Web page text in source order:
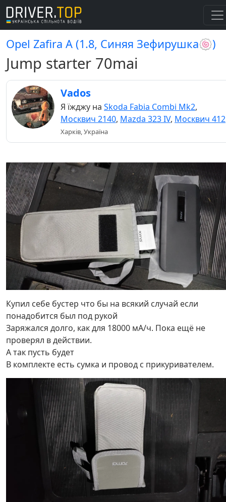
Opel Zafira A (1.8, Синяя Зефирушка🍥)
Jump starter 70mai
Vados
Я їжджу на Skoda Fabia Combi Mk2,
Москвич 2140, Mazda 323 IV, Москвич 412
Харків, Україна
Купил себе бустер что бы на всякий случай если
понадобится был под рукой
Заряжался долго, как для 18000 мА/ч. Пока ещё не
проверял в действии.
А так пусть будет
В комплекте есть сумка и провод с прикуривателем.